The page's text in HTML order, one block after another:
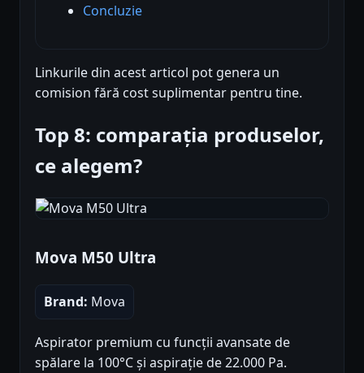
Concluzie
Linkurile din acest articol pot genera un
comision fără cost suplimentar pentru tine.
Top 8: comparația produselor,
ce alegem?
Mova M50 Ultra
Brand: Mova
Aspirator premium cu funcții avansate de
spălare la 100°C și aspirație de 22.000 Pa.